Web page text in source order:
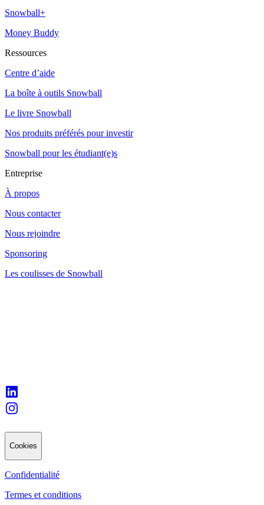
Snowball+
Money Buddy
Ressources
Centre d’aide
La boîte à outils Snowball
Le livre Snowball
Nos produits préférés pour investir
Snowball pour les étudiant(e)s
Entreprise
À propos
Nous contacter
Nous rejoindre
Sponsoring
Les coulisses de Snowball
Cookies
Confidentialité
Termes et conditions